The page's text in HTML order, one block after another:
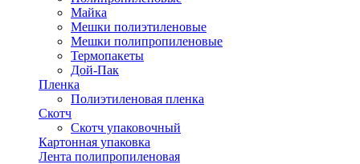
Майка
Мешки полиэтиленовые
Мешки полипропиленовые
Термопакеты
Дой-Пак
Пленка
Полиэтиленовая пленка
Скотч
Скотч упаковочный
Картонная упаковка
Лента полипропиленовая